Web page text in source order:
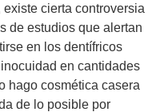
cierta controversia
de estudios que alertan
en los dentífricos
en cantidades
hago cosmética casera
de lo posible por